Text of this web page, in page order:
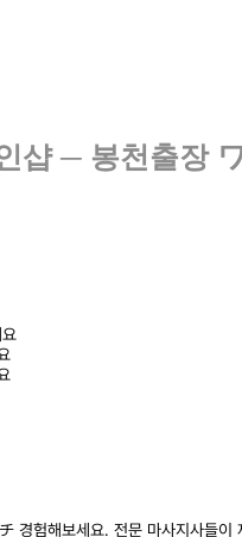
─ 봉천출장
경험해보세요. 전문 마사지사들